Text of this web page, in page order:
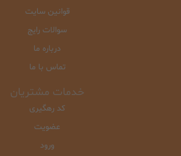
قوانین سایت
سوالات رایج
درباره ما
تماس با ما
خدمات مشتریان
کد رهگیری
عضویت
ورود